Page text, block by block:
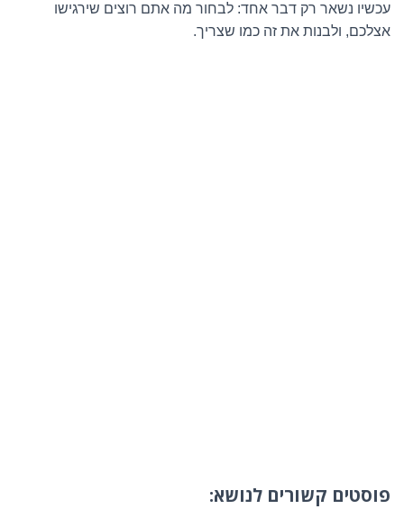
עכשיו נשאר רק דבר אחד: לבחור מה אתם רוצים שירגישו
אצלכם, ולבנות את זה כמו שצריך.
פוסטים קשורים לנושא: